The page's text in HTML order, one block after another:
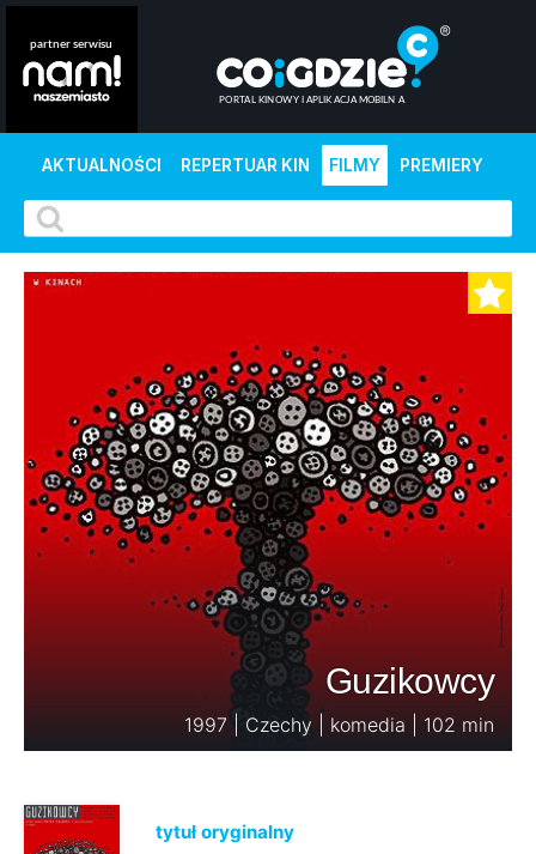
AKTUALNOŚCI REPERTUAR KIN FILMY PREMIERY
Guzikowcy
1997 | Czechy | komedia | 102 min
tytuł oryginalny